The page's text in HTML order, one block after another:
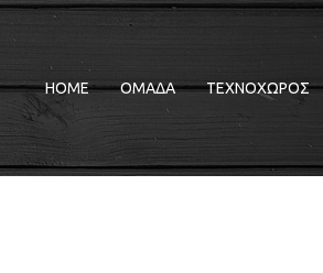
HOME ΟΜΑΔΑ ΤΕΧΝΟΧΩΡΟΣ